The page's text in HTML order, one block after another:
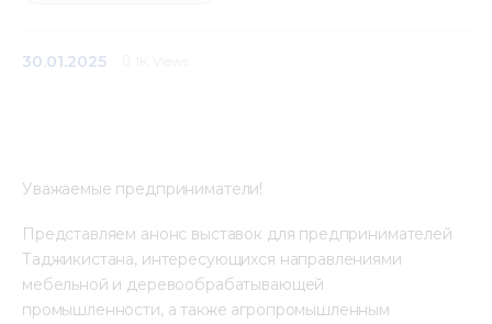
30.01.2025
Уважаемые предприниматели!
Представляем анонс выставок для предпринимателей
Таджикистана, интересующихся направлениями
мебельной и деревообрабатывающей
промышленности, а также агропромышленным